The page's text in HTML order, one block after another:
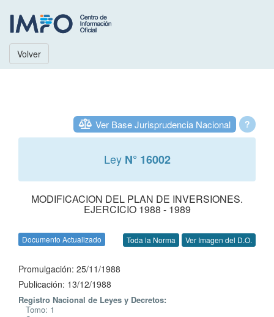
Volver
?
Ver Base Jurisprudencia Nacional
Ley N° 16002
MODIFICACION DEL PLAN DE INVERSIONES.
EJERCICIO 1988 - 1989
Documento Actualizado Toda la Norma Ver Imagen del D.O.
Promulgación: 25/11/1988
Publicación: 13/12/1988
Registro Nacional de Leyes y Decretos:
Tomo: 1